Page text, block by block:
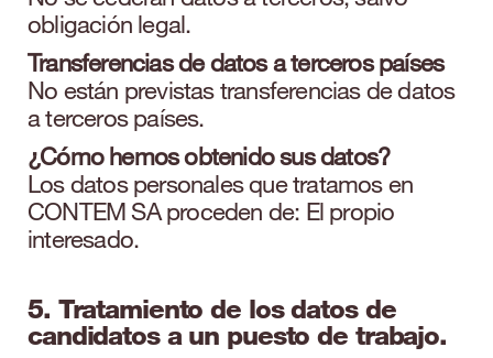
obligación legal.
Transferencias de datos a terceros países
No están previstas transferencias de datos
a terceros países.
¿Cómo hemos obtenido sus datos?
Los datos personales que tratamos en
CONTEM SA proceden de: El propio
interesado.
5. Tratamiento de los datos de
candidatos a un puesto de trabajo.